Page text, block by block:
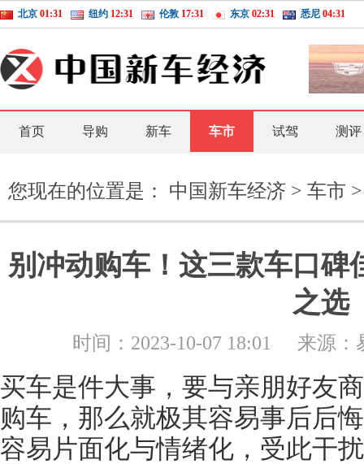
北京 01:31 纽约 12:31 伦敦 17:31 东京 02:31 悉尼 04:31
首页 导购 新车 车市 试驾 测评
您现在的位置是： 中国新车经济 > 车市
别冲动购车！这三款车口碑
之选
时间： 2023-10-07 18:01 来源：
买车是件大事，要与亲朋好友
购车，那么就极其容易事后后
容易片面化与情绪化，受此干